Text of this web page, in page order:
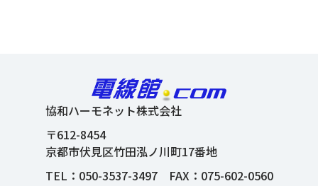
協和ハーモネット株式会社
〒612-8454
京都市伏見区竹田泓ノ川町17番地
TEL： 050-3537-3497FAX：075-602-0560